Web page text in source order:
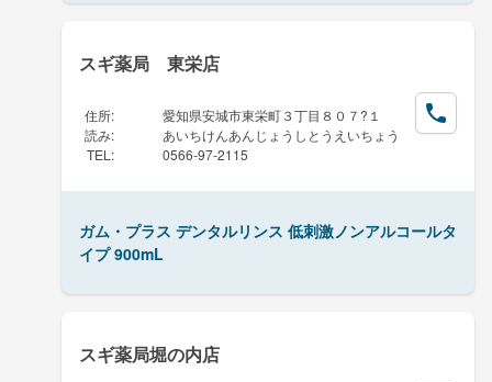
スギ薬局 東栄店
住所:
愛知県安城市東栄町３丁目８０７?１
読み:
あいちけんあんじょうしとうえいちょう
TEL : 0566-97-2115
ガム・プラス デンタルリンス 低刺激ノンアルコールタ
イプ 900mL
スギ薬局堀の内店